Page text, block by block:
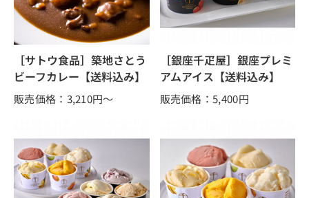
［サトウ食品］築地さとう
ビーフカレー【送料込み】
販売価格：3,210円～
［銀座千疋屋］銀座プレミ
アムアイス【送料込み】
販売価格：5,400円